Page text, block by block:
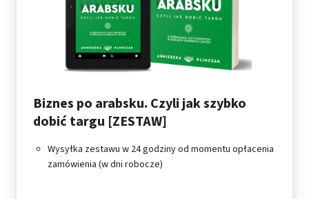
Biznes po arabsku. Czyli jak szybko
dobić targu [ZESTAW]
Wysyłka zestawu w 24 godziny od momentu opłacenia
zamówienia (w dni robocze)